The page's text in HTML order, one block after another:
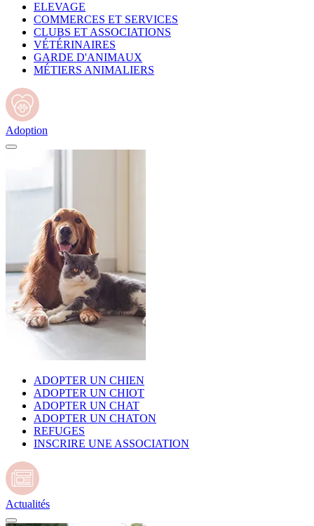
ELEVAGE
COMMERCES ET SERVICES
CLUBS ET ASSOCIATIONS
VÉTÉRINAIRES
GARDE D'ANIMAUX
MÉTIERS ANIMALIERS
Adoption
ADOPTER UN CHIEN
ADOPTER UN CHIOT
ADOPTER UN CHAT
ADOPTER UN CHATON
REFUGES
INSCRIRE UNE ASSOCIATION
Actualités